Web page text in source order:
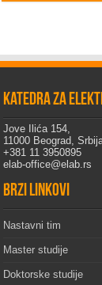
Katedra za
Jove Ilića 154,
11000 Beograd,
+381 11 3950895
elab-office@elab.rs
Brzi linkovi
Nastavni tim
Master studije
Doktorske studije